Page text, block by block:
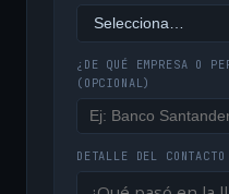
¿DE QUÉ EMPRESA O
(OPCIONAL)
DETALLE DEL CONTACTO